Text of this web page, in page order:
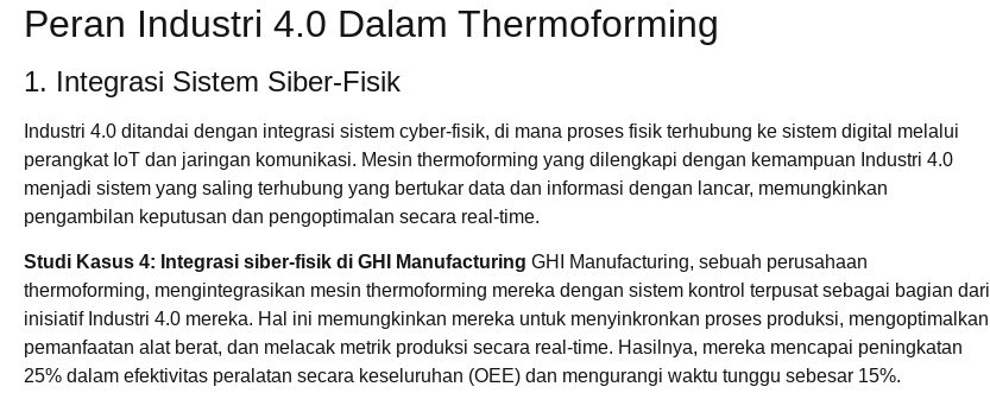
Peran Industri 4.0 Dalam Thermoforming
1. Integrasi Sistem Siber-Fisik
Industri 4.0 ditandai dengan integrasi sistem cyber-fisik, di mana proses fisik terhubung ke sistem digital melalui
perangkat IoT dan jaringan komunikasi. Mesin thermoforming yang dilengkapi dengan kemampuan Industri 4.0
menjadi sistem yang saling terhubung yang bertukar data dan informasi dengan lancar, memungkinkan
pengambilan keputusan dan pengoptimalan secara real-time.
Studi Kasus 4: Integrasi siber-fisik di GHI Manufacturing GHI Manufacturing, sebuah perusahaan
thermoforming, mengintegrasikan mesin thermoforming mereka dengan sistem kontrol terpusat sebagai bagian dari
inisiatif Industri 4.0 mereka. Hal ini memungkinkan mereka untuk menyinkronkan proses produksi, mengoptimalkan
pemanfaatan alat berat, dan melacak metrik produksi secara real-time. Hasilnya, mereka mencapai peningkatan
25% dalam efektivitas peralatan secara keseluruhan (OEE) dan mengurangi waktu tunggu sebesar 15%.